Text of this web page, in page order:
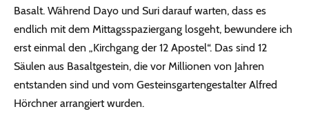
Basalt. Während Dayo und Suri darauf warten, dass es
endlich mit dem Mittagsspaziergang losgeht, bewundere ich
erst einmal den „Kirchgang der 12 Apostel“. Das sind 12
Säulen aus Basaltgestein, die vor Millionen von Jahren
entstanden sind und vom Gesteinsgartengestalter Alfred
Hörchner arrangiert wurden.